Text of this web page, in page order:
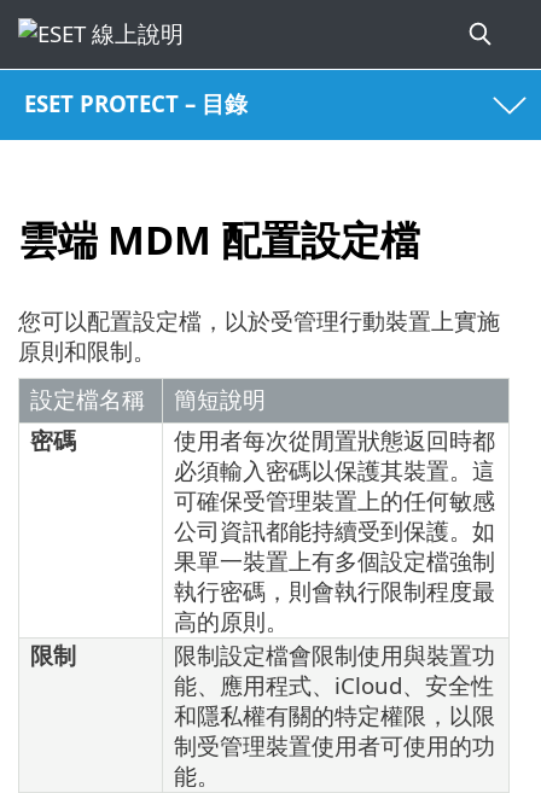
ESET PROTECT – 目錄
雲端 MDM 配置設定檔
您可以配置設定檔，以於受管理行動裝置上實施
原則和限制。
設定檔名稱
簡短說明
密碼
使用者每次從閒置狀態返回時都
必須輸入密碼以保護其裝置。這
可確保受管理裝置上的任何敏感
公司資訊都能持續受到保護。如
果單一裝置上有多個設定檔強制
執行密碼，則會執行限制程度最
高的原則。
限制
限制設定檔會限制使用與裝置功
能、應用程式、iCloud、安全性
和隱私權有關的特定權限，以限
制受管理裝置使用者可使用的功
能。